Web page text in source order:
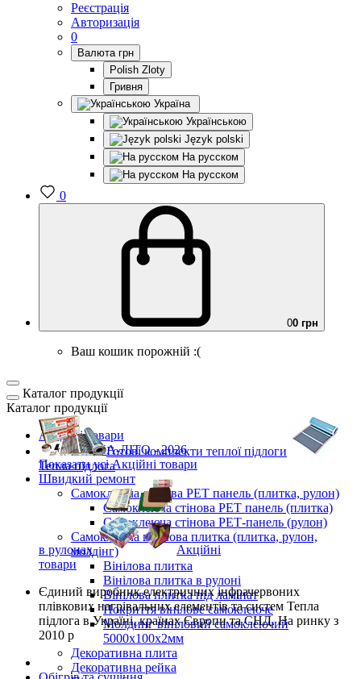
Реєстрація
Авторизація
0
Валюта грн
Polish Zloty
Гривня
Україна
Українською
Język polski
На русском
На русском
0
00 грн
Ваш кошик порожній :(
Каталог продукції
Каталог продукції
Акційні товари
ВЕСНА-ЛІТО - 2026
Показати усі Акційні товари
Швидкий ремонт
Самоклеюча стінова PET панель (плитка, рулон)
Самоклеюча стінова PET панель (плитка)
Самоклеюча стінова РЕТ-панель (рулон)
Самоклеюча вінілова плитка (плитка, рулон,
молдінг)
Вінілова плитка
Вінілова плитка в рулоні
Вінілова плитка під ламінат
Покриття вінілове самоклеюче
Молдинг вініловий самоклеючий
5000х100х2мм
Декоративна плита
Декоративна рейка
Готові комплекти теплої підлоги
Тепла підлога
в рулонах
Акційні
товари
Єдиний виробникелектричних інфрачервоних
плівкових нагрівальних елементів та систем Тепла
підлога в Україні, країнах Європи та СНД.На ринку з
2010 р